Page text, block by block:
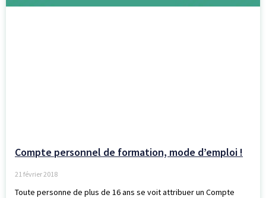
Compte personnel de formation, mode d’emploi !
21 février 2018
Toute personne de plus de 16 ans se voit attribuer un Compte